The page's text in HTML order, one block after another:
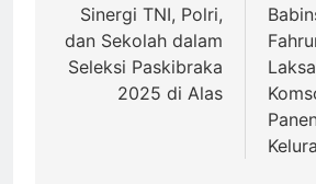
pos
Sinergi TNI, Polri,
dan Sekolah dalam
Seleksi Paskibraka
2025 di Alas